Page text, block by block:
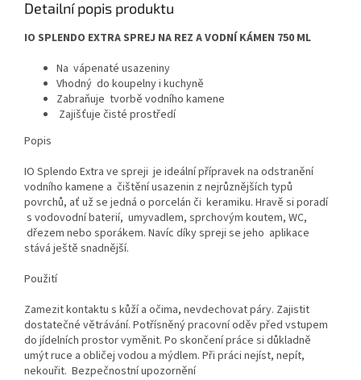
Detailní popis produktu
IO SPLENDO EXTRA SPREJ NA REZ A VODNÍ KÁMEN 750 ML
Na vápenaté usazeniny
Vhodný do koupelny i kuchyně
Zabraňuje tvorbě vodního kamene
Zajišťuje čisté prostředí
Popis
IO Splendo Extra ve spreji je ideální přípravek na odstranění
vodního kamene a čištění usazenin z nejrůznějších typů
povrchů, ať už se jedná o porcelán či keramiku. Hravě si poradí
s vodovodní baterií, umyvadlem, sprchovým koutem, WC,
dřezem nebo sporákem. Navíc díky spreji se jeho aplikace
stává ještě snadnější.
Použití
Zamezit kontaktu s kůží a očima, nevdechovat páry. Zajistit
dostatečné větrávání. Potřísněný pracovní oděv před vstupem
do jídelních prostor vyměnit. Po skončení práce si důkladně
umýt ruce a obličej vodou a mýdlem. Při práci nejíst, nepít,
nekouřit. Bezpečnostní upozornění